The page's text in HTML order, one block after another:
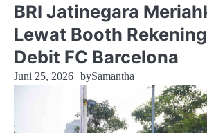
BRI Jatinegara
Lewat Booth
Debit FC Barcelona
Juni 25, 2026 bySamantha